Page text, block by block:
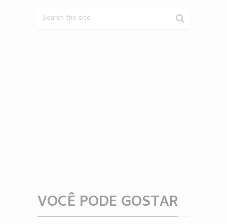
VOCÊ PODE GOSTAR